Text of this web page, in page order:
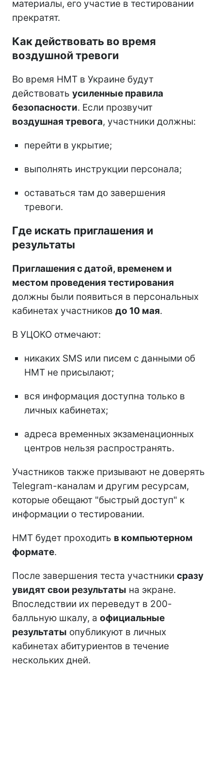
материалы, его участие в тестировании
прекратят.
Как действовать во время
воздушной тревоги
Во время НМТ в Украине будут
действовать усиленные правила
безопасности. Если прозвучит
воздушная тревога, участники должны:
перейти в укрытие;
выполнять инструкции персонала;
оставаться там до завершения
тревоги.
Где искать приглашения и
результаты
Приглашения с датой, временем и
местом проведения тестирования
должны были появиться в персональных
кабинетах участников до 10 мая.
В УЦОКО отмечают:
никаких SMS или писем с данными об
НМТ не присылают;
вся информация доступна только в
личных кабинетах;
адреса временных экзаменационных
центров нельзя распространять.
Участников также призывают не доверять
Telegram-каналам и другим ресурсам,
которые обещают "быстрый доступ" к
информации о тестировании.
НМТ будет проходить в компьютерном
формате.
После завершения теста участники сразу
увидят свои результаты на экране.
Впоследствии их переведут в 200-
балльную шкалу, а официальные
результаты опубликуют в личных
кабинетах абитуриентов в течение
нескольких дней.